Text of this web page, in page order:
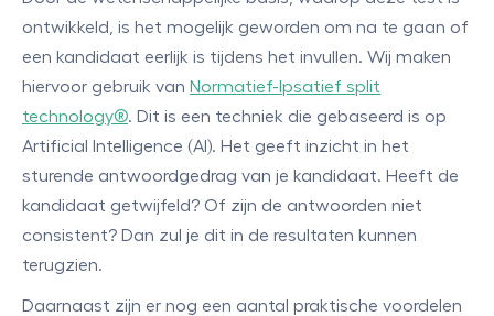
ontwikkeld, is het mogelijk geworden om na te gaan of
een kandidaat eerlijk is tijdens het invullen. Wij maken
hiervoor gebruik van Normatief-Ipsatief split
technology®. Dit is een techniek die gebaseerd is op
Artificial Intelligence (AI). Het geeft inzicht in het
sturende antwoordgedrag van je kandidaat. Heeft de
kandidaat getwijfeld? Of zijn de antwoorden niet
consistent? Dan zul je dit in de resultaten kunnen
terugzien.
Daarnaast zijn er nog een aantal praktische voordelen